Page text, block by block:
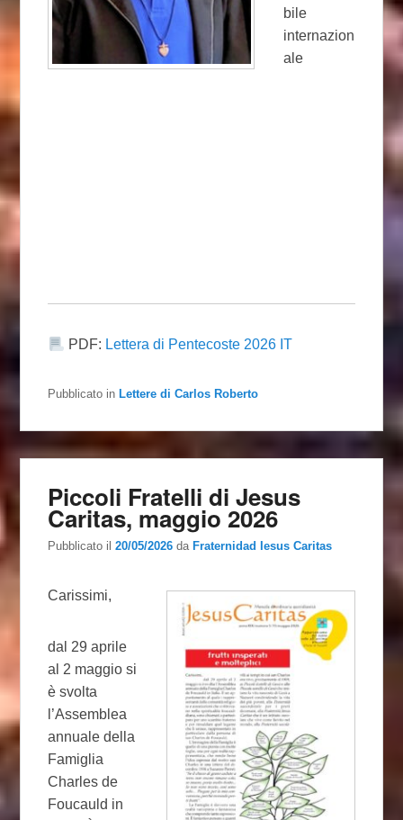
bile
internazion
ale
PDF: Lettera di Pentecoste 2026 IT
Pubblicato in Lettere di Carlos Roberto
Piccoli Fratelli di Jesus
Caritas, maggio 2026
Pubblicato il20/05/2026 da Fraternidad Iesus Caritas
Carissimi,
dal 29 aprile
al 2 maggio si
è svolta
l’Assemblea
annuale della
Famiglia
Charles de
Foucauld in